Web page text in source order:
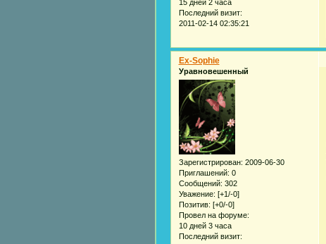
15 дней 2 часа
Последний визит:
2011-02-14 02:35:21
Ex-Sophie
Уравновешенный
Зарегистрирован: 2009-06-30
Приглашений: 0
Сообщений: 302
Уважение: [+1/-0]
Позитив: [+0/-0]
Провел на форуме:
10 дней 3 часа
Последний визит: